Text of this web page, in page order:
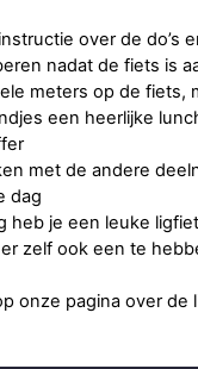
over de do’s
nadat de fiets is
meters op de fiets,
een heerlijke
met de andere
dag
heb je een leuke
zelf ook een te
onze pagina over de